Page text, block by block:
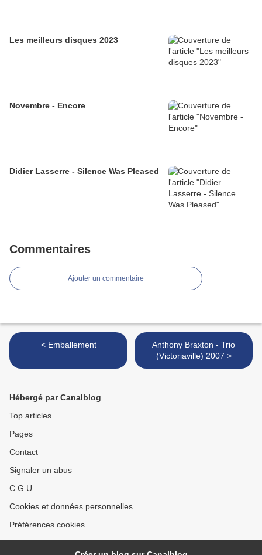
Les meilleurs disques 2023
Novembre - Encore
Didier Lasserre - Silence Was Pleased
Commentaires
Ajouter un commentaire
< Emballement
Anthony Braxton - Trio
(Victoriaville) 2007 >
Hébergé par Canalblog
Top articles
Pages
Contact
Signaler un abus
C.G.U.
Cookies et données personnelles
Préférences cookies